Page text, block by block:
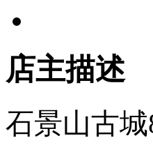
店主描述
石景山古